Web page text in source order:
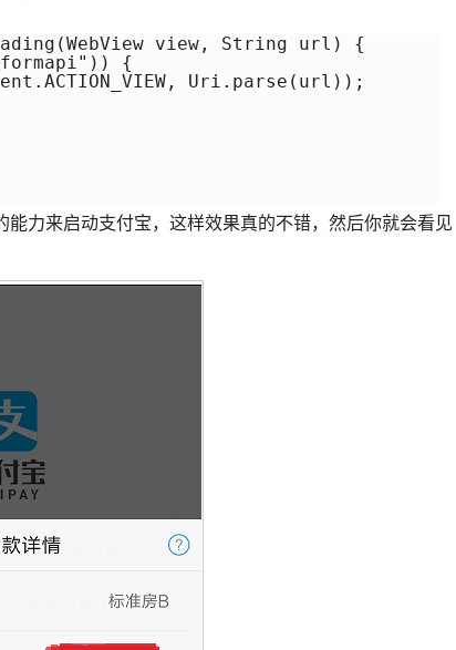
view, String url) {
{
Uri.parse(url));
力来启动支付宝，这样效果真的不错，然后你就会看见